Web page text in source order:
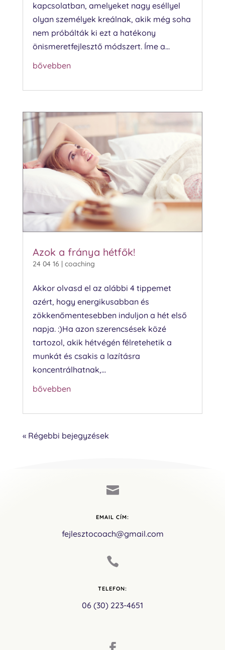
kapcsolatban, amelyeket nagy eséllyel
olyan személyek kreálnak, akik még soha
nem próbálták ki ezt a hatékony
önismeretfejlesztő módszert. Íme a...
bővebben
Azok a fránya hétfők!
24 04 16 | coaching
Akkor olvasd el az alábbi 4 tippemet
azért, hogy energikusabban és
zökkenőmentesebben induljon a hét első
napja. :)Ha azon szerencsések közé
tartozol, akik hétvégén félretehetik a
munkát és csakis a lazításra
koncentrálhatnak,...
bővebben
« Régebbi bejegyzések

EMAIL CÍM:
fejlesztocoach@gmail.com

TELEFON:
06 (30) 223-4651